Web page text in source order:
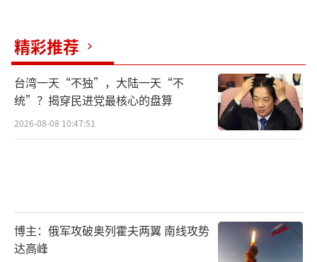
精彩推荐
台湾一天“不独”，大陆一天“不
统”？揭穿民进党最核心的盘算
2026-08-08 10:47:51
博主：俄军攻破奥列霍夫两翼 南线攻势
达高峰